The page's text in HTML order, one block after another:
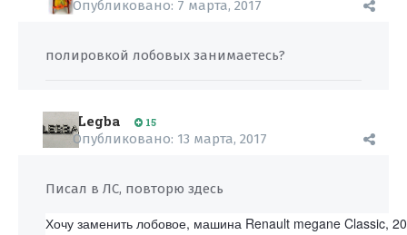
Опубликовано: 7 марта, 2017
полировкой лобовых занимаетесь?
Legba 15
Опубликовано: 13 марта, 2017
Писал в ЛС, повторю здесь
Хочу заменить лобовое, машина Renault megane Classic,